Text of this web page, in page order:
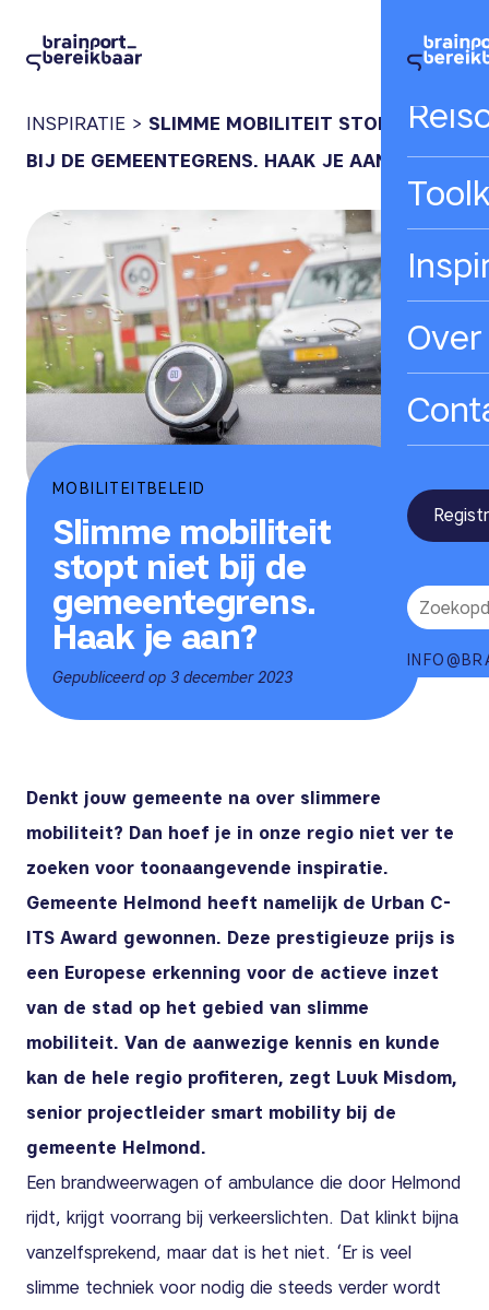
INSPIRATIE > SLIMME MOBILITEIT STOPT NIET
BIJ DE GEMEENTEGRENS. HAAK JE AAN?
MOBILITEITBELEID
Slimme mobiliteit
stopt niet bij de
gemeentegrens.
Haak je aan?
Gepubliceerd op 3 december 2023
Denkt jouw gemeente na over slimmere
mobiliteit? Dan hoef je in onze regio niet ver te
zoeken voor toonaangevende inspiratie.
Gemeente Helmond heeft namelijk de Urban C-
ITS Award gewonnen. Deze prestigieuze prijs is
een Europese erkenning voor de actieve inzet
van de stad op het gebied van slimme
mobiliteit. Van de aanwezige kennis en kunde
kan de hele regio profiteren, zegt Luuk Misdom,
senior projectleider smart mobility bij de
gemeente Helmond.
Een brandweerwagen of ambulance die door Helmond
rijdt, krijgt voorrang bij verkeerslichten. Dat klinkt bijna
vanzelfsprekend, maar dat is het niet. ‘Er is veel
slimme techniek voor nodig die steeds verder wordt